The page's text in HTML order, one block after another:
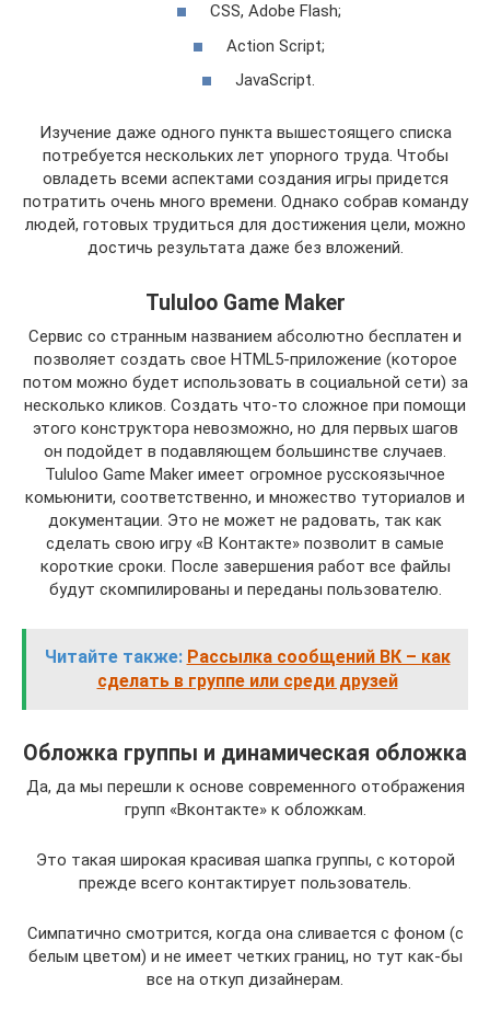
CSS, Adobe Flash;
Action Script;
JavaScript.
Изучение даже одного пункта вышестоящего списка
потребуется нескольких лет упорного труда. Чтобы
овладеть всеми аспектами создания игры придется
потратить очень много времени. Однако собрав команду
людей, готовых трудиться для достижения цели, можно
достичь результата даже без вложений.
Tululoo Game Maker
Сервис со странным названием абсолютно бесплатен и
позволяет создать свое HTML5-приложение (которое
потом можно будет использовать в социальной сети) за
несколько кликов. Создать что-то сложное при помощи
этого конструктора невозможно, но для первых шагов
он подойдет в подавляющем большинстве случаев.
Tululoo Game Maker имеет огромное русскоязычное
комьюнити, соответственно, и множество туториалов и
документации. Это не может не радовать, так как
сделать свою игру «В Контакте» позволит в самые
короткие сроки. После завершения работ все файлы
будут скомпилированы и переданы пользователю.
Читайте также: Рассылка сообщений ВК – как
сделать в группе или среди друзей
Обложка группы и динамическая обложка
Да, да мы перешли к основе современного отображения
групп «Вконтакте» к обложкам.
Это такая широкая красивая шапка группы, с которой
прежде всего контактирует пользователь.
Симпатично смотрится, когда она сливается с фоном (с
белым цветом) и не имеет четких границ, но тут как-бы
все на откуп дизайнерам.